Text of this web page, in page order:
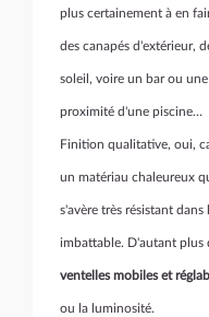
plus certainement à en
des canapés d'extérieur,
soleil, voire un bar ou
proximité d'une piscine…
Finition qualitative, oui,
un matériau chaleureux
s'avère très résistant
imbattable. D'autant plus
ventelles mobiles et
ou la luminosité.